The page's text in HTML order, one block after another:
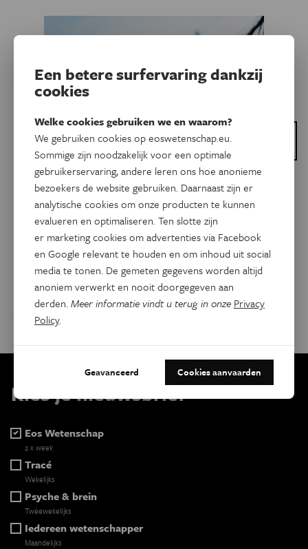
Dit is een artikel van:
imec
Eos Bibliotheek Technologie
5G-straling in kaart gebracht
Zal de vijfde generatie mobiele netwerken de blootstelling
aan elektromagnetische straling verhogen? Een imec-
onderzoeksgroep aan de UGent bracht de voorbije
maanden de straling van de eerste 5G-netwerken in kaart.
Kies je nieuwsbrief
Eos Wetenschap
2 x week
Tracé
Wekelijks
Psyche & brein
Tweewekelijks
Iedereen wetenschapper
Maandelijks
Een betere surfervaring dankzij
cookies
Welke cookies gebruiken we en waarom?
We gebruiken cookies op eoswetenschap.eu.
Sommige zijn noodzakelijk voor een optimale
gebruikerservaring, andere leren ons hoe anonieme
bezoekers de website gebruiken. Daarnaast zijn er
analytische cookies om onze producten te kunnen
evalueren en optimaliseren. Ten slotte zijn
er marketing cookies om advertenties via Facebook
en Google relevant te houden en om inhoud uit social
media te tonen. De gemeten gegevens worden altijd
anoniem verwerkt en nooit doorgegeven aan
derden.Meer informatie vindt u terug in onze Privacy
Policy.
Geavanceerd Cookies aanvaarden